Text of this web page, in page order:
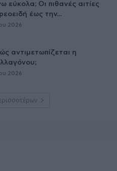
εύκολα; Οι πιθανές αιτίες
έως την...
2026
αντιμετωπίζεται η
2026